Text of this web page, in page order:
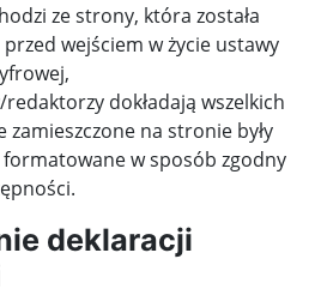
ze strony, która została
wejściem w życie ustawy
dokładają wszelkich
zamieszczone na stronie były
formatowane w sposób zgodny
deklaracji